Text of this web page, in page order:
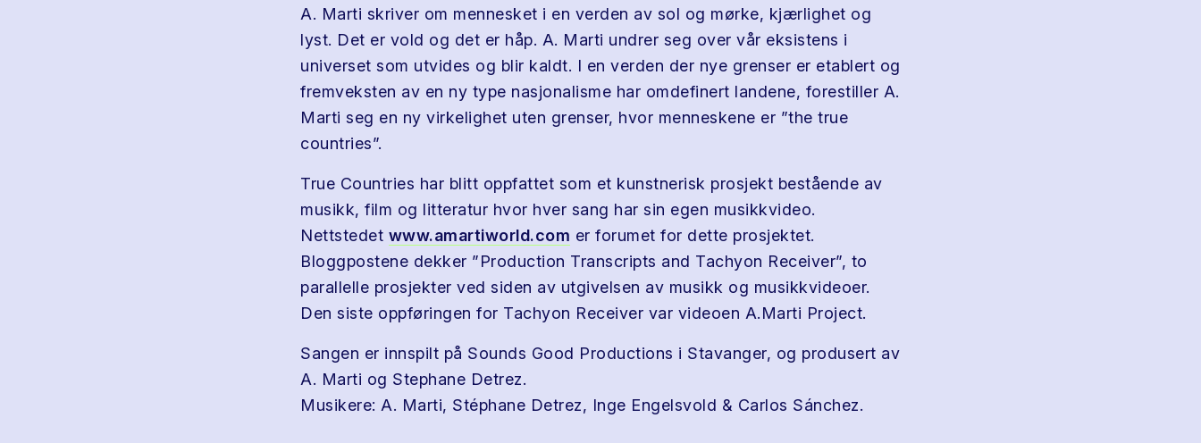
A. Marti skriver om mennesket i en verden av sol og mørke, kjærlighet og
lyst. Det er vold og det er håp. A. Marti undrer seg over vår eksistens i
universet som utvides og blir kaldt. I en verden der nye grenser er etablert og
fremveksten av en ny type nasjonalisme har omdefinert landene, forestiller A.
Marti seg en ny virkelighet uten grenser, hvor menneskene er ”the true
countries”.
True Countries har blitt oppfattet som et kunstnerisk prosjekt bestående av
musikk, film og litteratur hvor hver sang har sin egen musikkvideo.
Nettstedet www.amartiworld.com er forumet for dette prosjektet.
Bloggpostene dekker ”Production Transcripts and Tachyon Receiver”, to
parallelle prosjekter ved siden av utgivelsen av musikk og musikkvideoer.
Den siste oppføringen for Tachyon Receiver var videoen A.Marti Project.
Sangen er innspilt på Sounds Good Productions i Stavanger, og produsert av
A. Marti og Stephane Detrez.
Musikere: A. Marti, Stéphane Detrez, Inge Engelsvold & Carlos Sánchez.